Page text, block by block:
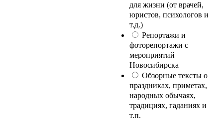
для жизни (от врачей,
юристов, психологов и
т.д.)
Репортажи и
фоторепортажи с
мероприятий
Новосибирска
Обзорные тексты о
праздниках, приметах,
народных обычаях,
традициях, гаданиях и
т.п.